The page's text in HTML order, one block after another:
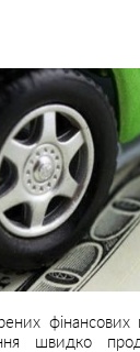
фінансових
швидко